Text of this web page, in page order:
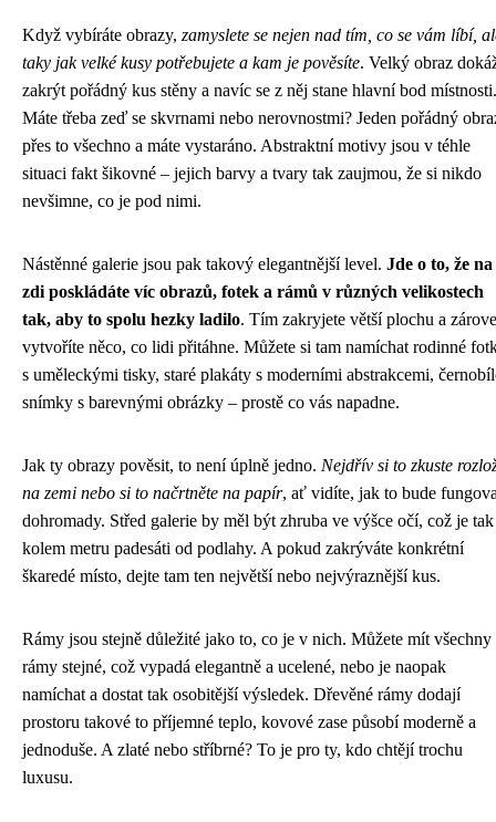
Když vybíráte obrazy, zamyslete se nejen nad tím, co se vám líbí,
taky jak velké kusy potřebujete a kam je pověsíte. Velký obraz
zakrýt pořádný kus stěny a navíc se z něj stane hlavní bod místnosti.
Máte třeba zeď se skvrnami nebo nerovnostmi? Jeden pořádný
přes to všechno a máte vystaráno. Abstraktní motivy jsou v téhle
situaci fakt šikovné – jejich barvy a tvary tak zaujmou, že si nikdo
nevšimne, co je pod nimi.
Nástěnné galerie jsou pak takový elegantnější level. Jde o to, že na
zdi poskládáte víc obrazů, fotek a rámů v různých velikostech
tak, aby to spolu hezky ladilo. Tím zakryjete větší plochu a
vytvoříte něco, co lidi přitáhne. Můžete si tam namíchat rodinné
s uměleckými tisky, staré plakáty s moderními abstrakcemi,
snímky s barevnými obrázky – prostě co vás napadne.
Jak ty obrazy pověsit, to není úplně jedno. Nejdřív si to zkuste
na zemi nebo si to načrtněte na papír, ať vidíte, jak to bude
dohromady. Střed galerie by měl být zhruba ve výšce očí, což je tak
kolem metru padesáti od podlahy. A pokud zakrýváte konkrétní
škaredé místo, dejte tam ten největší nebo nejvýraznější kus.
Rámy jsou stejně důležité jako to, co je v nich. Můžete mít všechny
rámy stejné, což vypadá elegantně a ucelené, nebo je naopak
namíchat a dostat tak osobitější výsledek. Dřevěné rámy dodají
prostoru takové to příjemné teplo, kovové zase působí moderně a
jednoduše. A zlaté nebo stříbrné? To je pro ty, kdo chtějí trochu
luxusu.